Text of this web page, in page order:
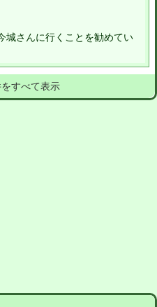
城さんに行くことを勧めてい
すべて表示